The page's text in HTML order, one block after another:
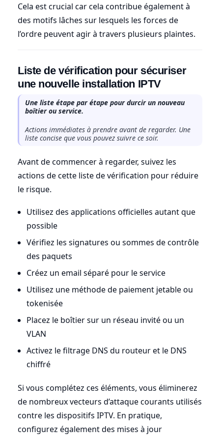
Cela est crucial car cela contribue également à
des motifs lâches sur lesquels les forces de
l’ordre peuvent agir à travers plusieurs plaintes.
Liste de vérification pour sécuriser
une nouvelle installation IPTV
Une liste étape par étape pour durcir un nouveau
boîtier ou service.
Actions immédiates à prendre avant de regarder. Une
liste concise que vous pouvez suivre ce soir.
Avant de commencer à regarder, suivez les
actions de cette liste de vérification pour réduire
le risque.
Utilisez des applications officielles autant que
possible
Vérifiez les signatures ou sommes de contrôle
des paquets
Créez un email séparé pour le service
Utilisez une méthode de paiement jetable ou
tokenisée
Placez le boîtier sur un réseau invité ou un
VLAN
Activez le filtrage DNS du routeur et le DNS
chiffré
Si vous complétez ces éléments, vous éliminerez
de nombreux vecteurs d’attaque courants utilisés
contre les dispositifs IPTV. En pratique,
configurez également des mises à jour